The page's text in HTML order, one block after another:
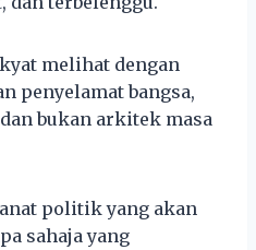
melihat dengan
penyelamat bangsa,
bukan arkitek masa
politik yang akan
sahaja yang